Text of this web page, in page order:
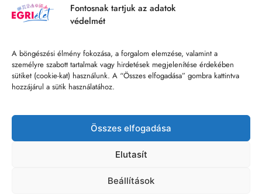
Fontosnak tartjuk az adatok
védelmét
A böngészési élmény fokozása, a forgalom elemzése, valamint a
személyre szabott tartalmak vagy hirdetések megjelenítése érdekében
sütiket (cookie-kat) használunk. A “Összes elfogadása” gombra kattintva
hozzájárul a sütik használatához.
Összes elfogadása
Elutasít
Beállítások